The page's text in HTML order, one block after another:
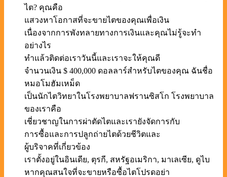
ไต? คุณคือ
แสวงหาโอกาสที่จะขายไตของคุณเพื่อเงิน
เนื่องจากการพังทลายทางการเงินและคุณไม่รู้จะทำ
อย่างไร
ทำแล้วติดต่อเราวันนี้และเราจะให้คุณดี
จำนวนเงิน $ 400,000 ดอลลาร์สำหรับไตของคุณ ฉันชื่อ
หมอโมฮัมเหม็ด
เป็นนักไตวิทยาในโรงพยาบาลฟรานซิสโก โรงพยาบาล
ของเราคือ
เชี่ยวชาญในการผ่าตัดไตและเรายังจัดการกับ
การซื้อและการปลูกถ่ายไตด้วยชีวิตและ
ผู้บริจาคที่เกี่ยวข้อง
เราตั้งอยู่ในอินเดีย, ตุรกี, สหรัฐอเมริกา, มาเลเซีย, ดูไบ
หากคุณสนใจที่จะขายหรือซื้อไตโปรดอย่า